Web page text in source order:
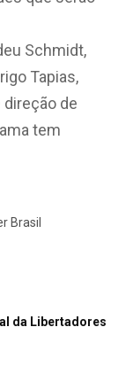
Schmidt,
Tapias,
direção de
tem
Brasil
da Libertadores